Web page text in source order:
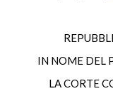
IN NOME DEL
LA CORTE